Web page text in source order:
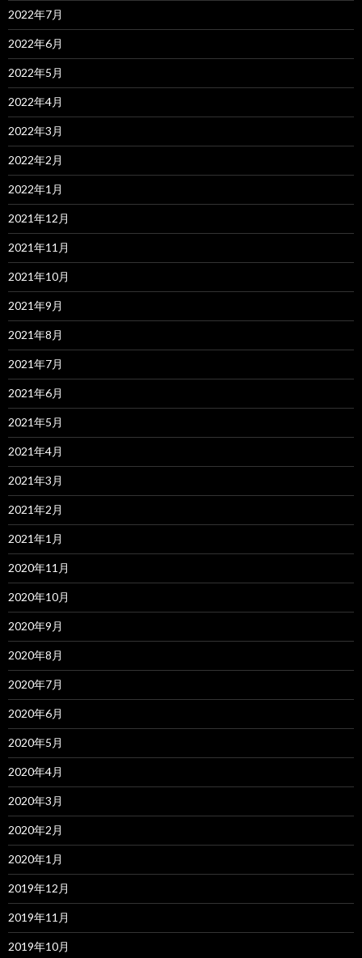
2022年7月
2022年6月
2022年5月
2022年4月
2022年3月
2022年2月
2022年1月
2021年12月
2021年11月
2021年10月
2021年9月
2021年8月
2021年7月
2021年6月
2021年5月
2021年4月
2021年3月
2021年2月
2021年1月
2020年11月
2020年10月
2020年9月
2020年8月
2020年7月
2020年6月
2020年5月
2020年4月
2020年3月
2020年2月
2020年1月
2019年12月
2019年11月
2019年10月